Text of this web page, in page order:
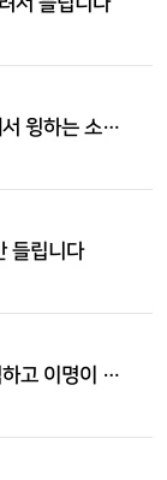
[부산 · 사하점] 특별한 이유 없이 우측 귀에서 윙하는 소리가 납니다
들립니다
[부산 · 사하점] 스트레스 받은 후 귀가 먹먹하고 이명이 발생했어요